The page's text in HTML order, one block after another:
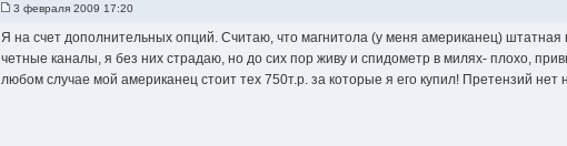
3 февраля 2009 17:20
Я на счет дополнительных опций. Считаю, что магнитола (у меня американец) штатная
четные каналы, я без них страдаю, но до сих пор живу и спидометр в милях- плохо,
любом случае мой американец стоит тех 750т.р. за которые я его купил! Претензий нет